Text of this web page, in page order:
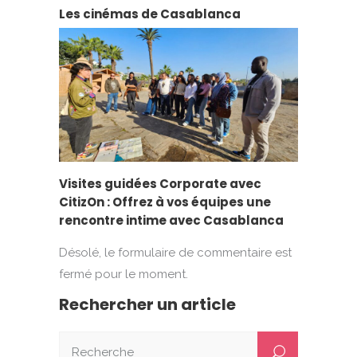
Les cinémas de Casablanca
Visites guidées Corporate avec
CitizOn : Offrez à vos équipes une
rencontre intime avec Casablanca
Désolé, le formulaire de commentaire est
fermé pour le moment.
Rechercher un article